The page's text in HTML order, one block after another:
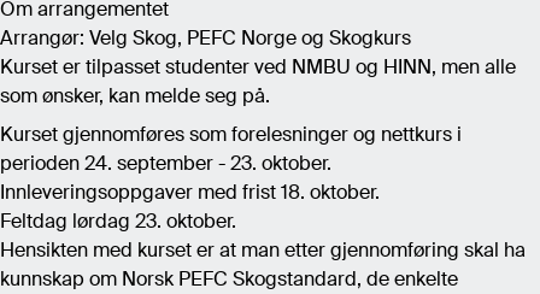
Om arrangementet
Arrangør: Velg Skog, PEFC Norge og Skogkurs
Kurset er tilpasset studenter ved NMBU og HINN, men alle
som ønsker, kan melde seg på.
Kurset gjennomføres som forelesninger og nettkurs i
perioden 24. september - 23. oktober.
Innleveringsoppgaver med frist 18. oktober.
Feltdag lørdag 23. oktober.
Hensikten med kurset er at man etter gjennomføring skal ha
kunnskap om Norsk PEFC Skogstandard, de enkelte